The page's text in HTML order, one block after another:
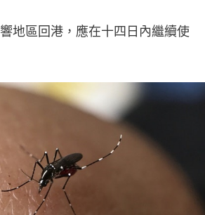
地區回港，應在十四日內繼續使